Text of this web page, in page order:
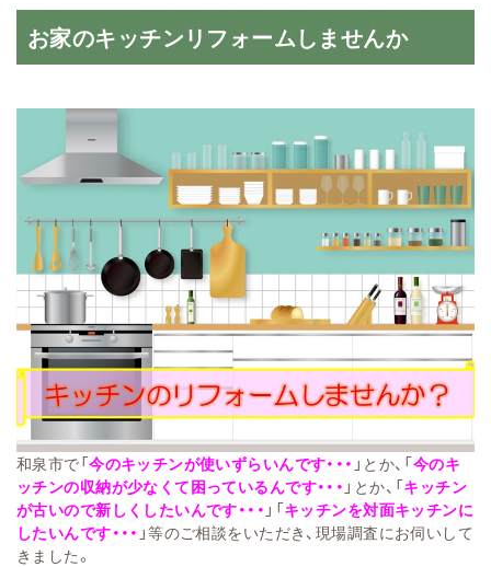
お家のキッチンリフォームしませんか
和泉市で「今のキッチンが使いずらいんです・・・ 」とか、「今のキ
ッチンの収納が少なくて困っているんです・・・ 」とか、「キッチン
が古いので新しくしたいんです・・・ 」「キッチンを対面キッチンに
したいんです・・・ 」等のご相談をいただき、現場調査にお伺いして
きました。